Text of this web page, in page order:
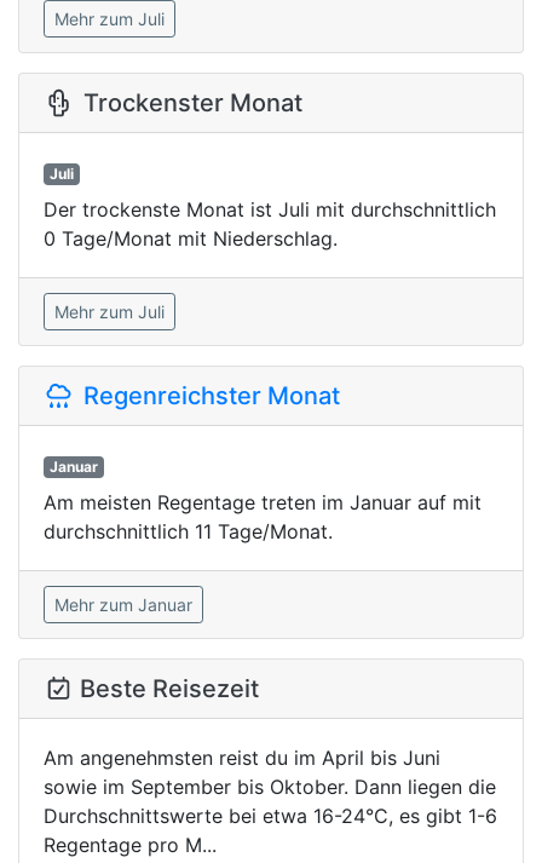
Mehr zum Juli
Trockenster Monat
Juli
Der trockenste Monat ist Juli mit durchschnittlich
0 Tage/Monat mit Niederschlag.
Mehr zum Juli
Regenreichster Monat
Januar
Am meisten Regentage treten im Januar auf mit
durchschnittlich 11 Tage/Monat.
Mehr zum Januar
Beste Reisezeit
Am angenehmsten reist du im April bis Juni
sowie im September bis Oktober. Dann liegen die
Durchschnittswerte bei etwa 16-24°C, es gibt 1-6
Regentage pro M...